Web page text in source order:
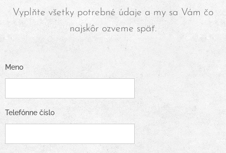
Vyplňte všetky potrebné údaje a my sa Vám čo
najskôr ozveme späť.
Meno
Telefónne číslo